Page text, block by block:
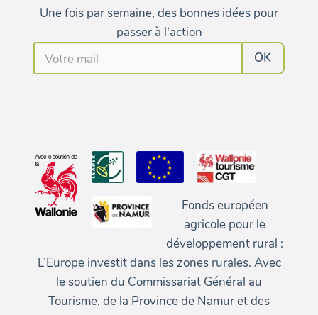
Une fois par semaine, des bonnes idées pour
passer à l'action
Fonds européen
agricole pour le
développement rural :
L’Europe investit dans les zones rurales. Avec
le soutien du Commissariat Général au
Tourisme, de la Province de Namur et des